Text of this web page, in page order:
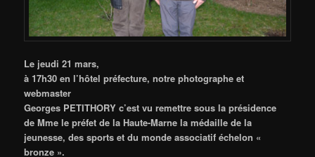
Le jeudi 21 mars,
à 17h30 en l’hôtel préfecture, notre photographe et
webmaster
Georges PETITHORY c’est vu remettre sous la présidence
de Mme le préfet de la Haute-Marne la médaille de la
jeunesse, des sports et du monde associatif échelon «
bronze ».